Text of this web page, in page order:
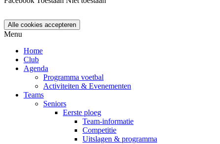
Menu
Home
Club
Agenda
Programma voetbal
Activiteiten & Evenementen
Teams
Seniors
Eerste ploeg
Team-informatie
Competitie
Uitslagen & programma